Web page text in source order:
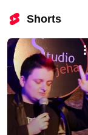
Shorts